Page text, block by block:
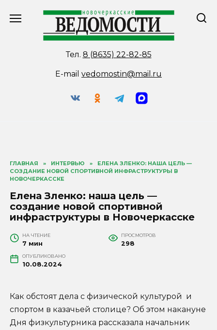
Тел. 8 (8635) 22-82-85
E-mail vedomostin@mail.ru
ГЛАВНАЯ » ИНТЕРВЬЮ »
ЕЛЕНА ЗЛЕНКО: НАША ЦЕЛЬ —
СОЗДАНИЕ НОВОЙ СПОРТИВНОЙ ИНФРАСТРУКТУРЫ В
НОВОЧЕРКАССКЕ
Елена Зленко: наша цель —
создание новой спортивной
инфраструктуры в Новочеркасске
НА ЧТЕНИЕ
7 мин
ПРОСМОТРОВ
298
ОПУБЛИКОВАНО
10.08.2024
Как обстоят дела с физической культурой и
спортом в казачьей столице? Об этом накануне
Дня физкультурника рассказала начальник